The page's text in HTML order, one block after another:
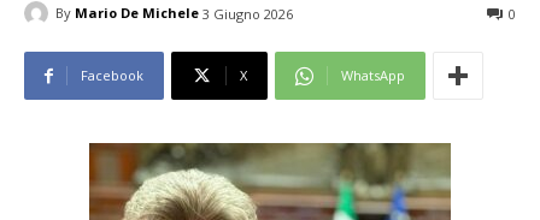
By Mario De Michele 3 Giugno 2026 0
Facebook X WhatsApp